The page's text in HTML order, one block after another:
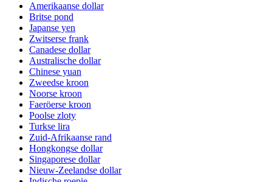
Amerikaanse dollar
Britse pond
Japanse yen
Zwitserse frank
Canadese dollar
Australische dollar
Chinese yuan
Zweedse kroon
Noorse kroon
Faeröerse kroon
Poolse zloty
Turkse lira
Zuid-Afrikaanse rand
Hongkongse dollar
Singaporese dollar
Nieuw-Zeelandse dollar